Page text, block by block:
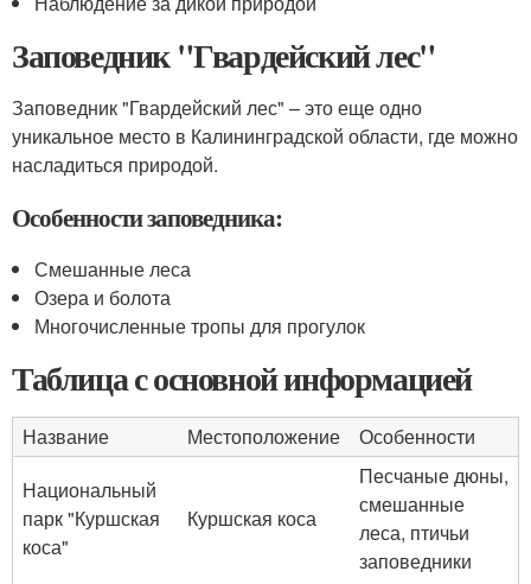
Заповедник "Гвардейский лес"
Заповедник "Гвардейский лес" – это еще одно
уникальное место в Калининградской области, где можно
насладиться природой.
Особенности заповедника:
Смешанные леса
Озера и болота
Многочисленные тропы для прогулок
Таблица с основной информацией
Название Местоположение
Особенности
Национальный
парк "Куршская
коса"
Куршская коса
Песчаные дюны,
смешанные
леса, птичьи
заповедники